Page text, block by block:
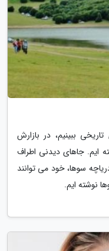
ببینیم، در بازارش
ایم. جاهای دیدنی اطراف
سوها، خود می توانند
نوشته ایم.